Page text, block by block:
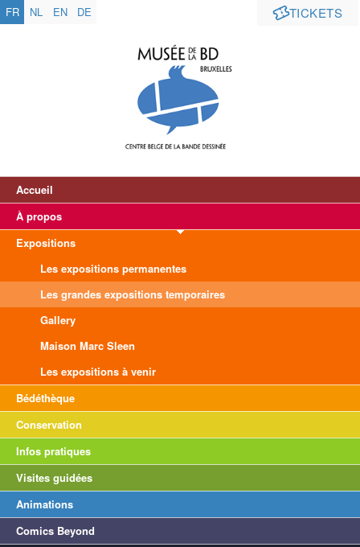
TICKETS
FR NL EN DE
Accueil
À propos
Expositions
Les expositions permanentes
Les grandes expositions temporaires
Gallery
Maison Marc Sleen
Les expositions à venir
Bédéthèque
Conservation
Infos pratiques
Visites guidées
Animations
Comics Beyond